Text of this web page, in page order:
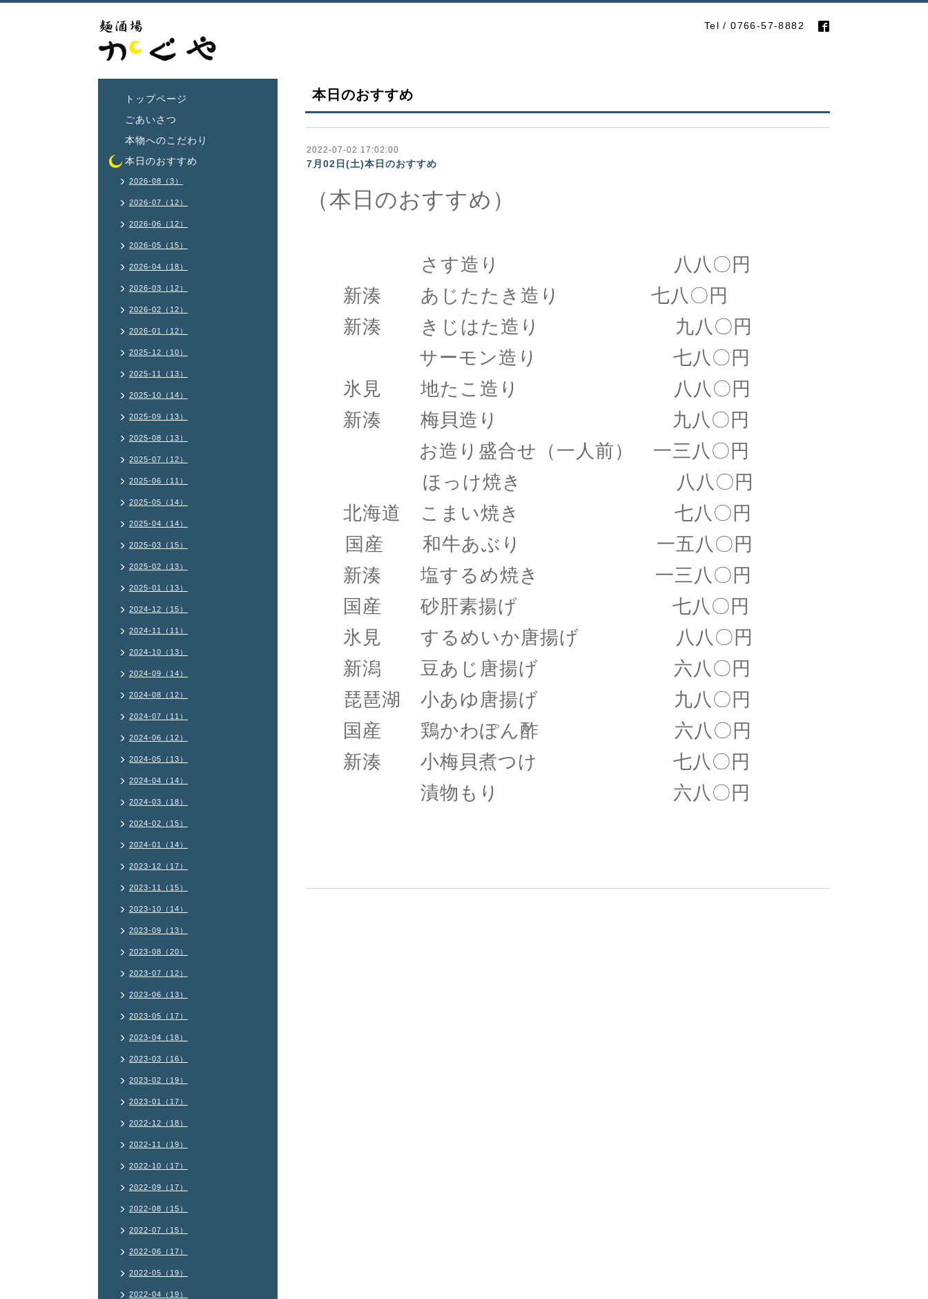
Tel / 0766-57-8882
本日のおすすめ
2022-07-02 17:02:00
7月02日(土)本日のおすすめ
（本日のおすすめ）
さす造り 八八〇円
新湊 あじたたき造り
七八〇円
新湊 きじはた造り 九八〇円
サーモン造り 七八〇円
氷見 地たこ造り 八八〇円
新湊 梅貝造り 九八〇円
お造り盛合せ（一人前） 一三八〇円
ほっけ焼き 八八〇円
北海道 こまい焼き 七八〇円
国産 和牛あぶり 一五八〇円
新湊 塩するめ焼き 一三八〇円
国産 砂肝素揚げ 七八〇円
氷見 するめいか唐揚げ 八八〇円
新潟 豆あじ唐揚げ 六八〇円
琵琶湖 小あゆ唐揚げ 九八〇円
国産 鶏かわぽん酢 六八〇円
新湊 小梅貝煮つけ 七八〇円
漬物もり 六八〇円
トップページ
ごあいさつ
本物へのこだわり
本日のおすすめ
2026-08（3）
2026-07（12）
2026-06（12）
2026-05（15）
2026-04（18）
2026-03（12）
2026-02（12）
2026-01（12）
2025-12（10）
2025-11（13）
2025-10（14）
2025-09（13）
2025-08（13）
2025-07（12）
2025-06（11）
2025-05（14）
2025-04（14）
2025-03（15）
2025-02（13）
2025-01（13）
2024-12（15）
2024-11（11）
2024-10（13）
2024-09（14）
2024-08（12）
2024-07（11）
2024-06（12）
2024-05（13）
2024-04（14）
2024-03（18）
2024-02（15）
2024-01（14）
2023-12（17）
2023-11（15）
2023-10（14）
2023-09（13）
2023-08（20）
2023-07（12）
2023-06（13）
2023-05（17）
2023-04（18）
2023-03（16）
2023-02（19）
2023-01（17）
2022-12（18）
2022-11（19）
2022-10（17）
2022-09（17）
2022-08（15）
2022-07（15）
2022-06（17）
2022-05（19）
2022-04（19）